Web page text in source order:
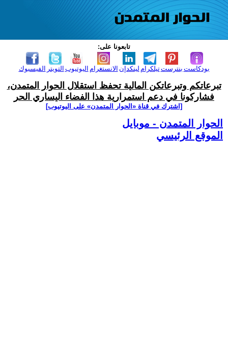
تابعونا على:
الفيسبوك التويتر اليوتيوب الانستغرام لينكدإن تيلكرامبنترست بودكاست
تبرعاتكم وتبرعاتكن المالية تحفظ استقلال الحوار المتمدن،
فشاركونا في دعم استمرارية هذا الفضاء اليساري الحر
[اشترك في قناة ‫«الحوار المتمدن» على اليوتيوب]
الحوار المتمدن - موبايل
الموقع الرئيسي